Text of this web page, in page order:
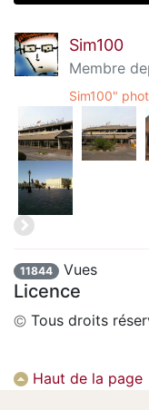
Sim100
Membre
Sim100"
11844 Vues
Licence
Tous droits
Haut de la page